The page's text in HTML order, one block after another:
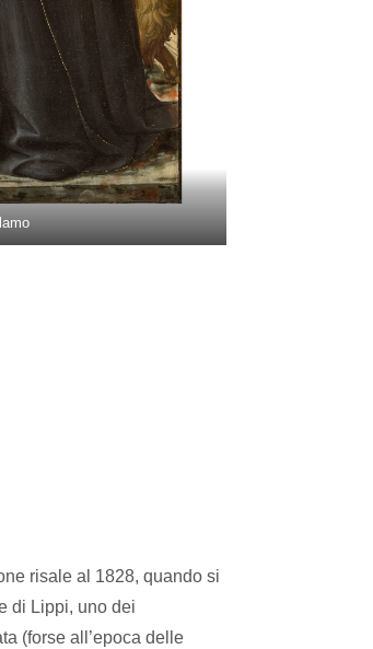
risale al 1828, quando si
di Lippi, uno dei
(forse all’epoca delle